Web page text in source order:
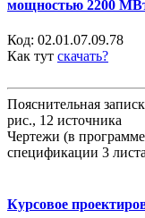
мощностью 2200
Код: 02.01.07.09.78
Как тут скачать?
Пояснительная
рис., 12 источника
Чертежи (в
спецификации 3
Курсовое